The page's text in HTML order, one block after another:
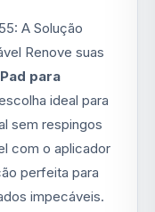
A Solução
Renove suas
para
ideal para
sem respingos
com o aplicador
perfeita para
impecáveis.